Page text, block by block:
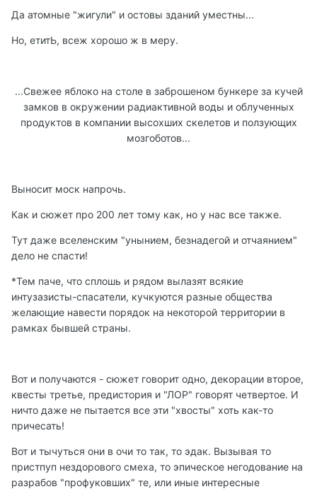
Да атомные "жигули" и остовы зданий уместны...
Но, етитЬ, всеж хорошо ж в меру.
...Свежее яблоко на столе в заброшеном бункере за кучей
замков в окружении радиактивной воды и облученных
продуктов в компании высохших скелетов и ползующих
мозгоботов...
Выносит моск напрочь.
Как и сюжет про 200 лет тому как, но у нас все также.
Тут даже вселенским "унынием, безнадегой и отчаянием"
дело не спасти!
*Тем паче, что сплошь и рядом вылазят всякие
интузазисты-спасатели, кучкуются разные общества
желающие навести порядок на некоторой территории в
рамках бывшей страны.
Вот и получаются - сюжет говорит одно, декорации второе,
квесты третье, предистория и "ЛОР" говорят четвертое. И
ничто даже не пытается все эти "хвосты" хоть как-то
причесать!
Вот и тычуться они в очи то так, то эдак. Вызывая то
пристпуп нездорового смеха, то эпическое негодование на
разрабов "профуковших" те, или иные интересные